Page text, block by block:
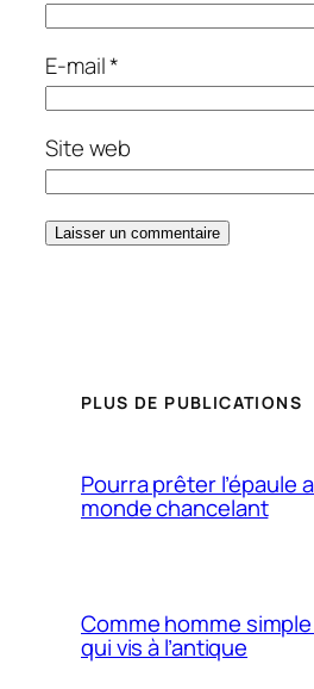
E-mail*
Site web
PLUS DE PUBLICATIONS
Pourra prêter l’épaule
monde chancelant
Comme homme
qui vis à l’antique